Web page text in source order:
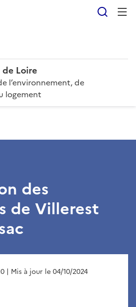
de Loire
l’environnement, de
logement
des
de Villerest
| Mis à jour le 04/10/2024